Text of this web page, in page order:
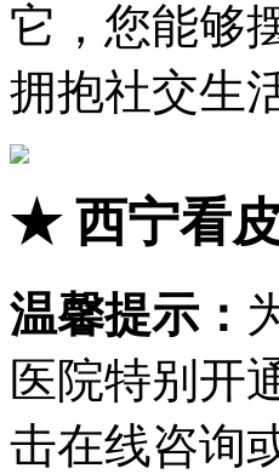
它，您能够
拥抱社交生
★西宁看
温馨提示：
医院特别开
击在线咨询